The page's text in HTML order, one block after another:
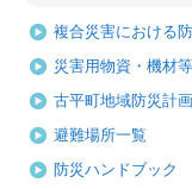
複合災害における
災害用物資・機材
古平町地域防災計画
避難場所一覧
防災ハンドブック